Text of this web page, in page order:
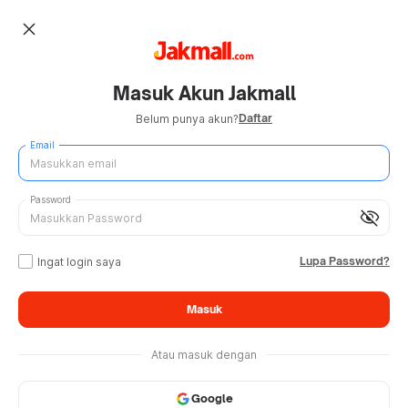
close
Masuk Akun Jakmall
Belum punya akun?Daftar
Email
visibility_off
Password
Ingat login saya Lupa Password?
Masuk
Atau masuk dengan
Google